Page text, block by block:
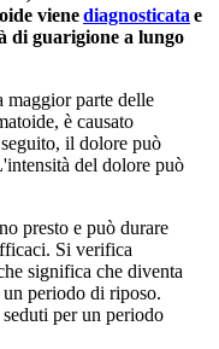
vienediagnosticata e
di guarigione a lungo
maggior parte delle
è causato
il dolore può
del dolore può
presto e può durare
Si verifica
significa che diventa
periodo di riposo.
seduti per un periodo